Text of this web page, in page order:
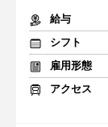
給与
シフト
雇用形態
アクセス